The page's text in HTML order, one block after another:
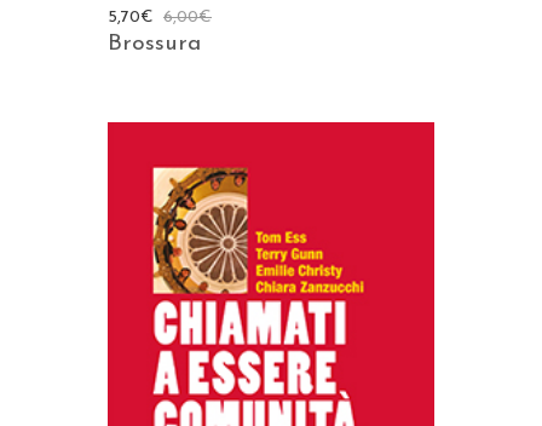
6,00€
5,70€
Brossura
AGGIUNGI AL CARRELLO